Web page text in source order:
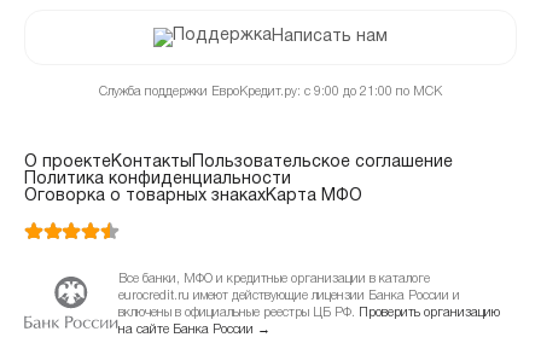
Написать нам
Служба поддержки ЕвроКредит.ру: с 9:00 до 21:00 по МСК
О проектеКонтакты Пользовательское соглашение
Политика конфиденциальности
Оговорка о товарных знакахКарта МФО
Все банки, МФО и кредитные организации в каталоге
eurocredit.ru имеют действующие лицензии Банка России и
включены в официальные реестры ЦБ РФ.
Проверить организацию
на сайте Банка России →